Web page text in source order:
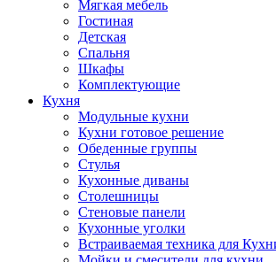
Мягкая мебель
Гостиная
Детская
Спальня
Шкафы
Комплектующие
Кухня
Модульные кухни
Кухни готовое решение
Обеденные группы
Стулья
Кухонные диваны
Столешницы
Стеновые панели
Кухонные уголки
Встраиваемая техника для